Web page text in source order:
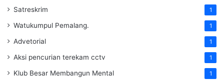
Satreskrim 1
Watukumpul Pemalang. 1
Advetorial 1
Aksi pencurian terekam cctv 1
Klub Besar Membangun Mental 1